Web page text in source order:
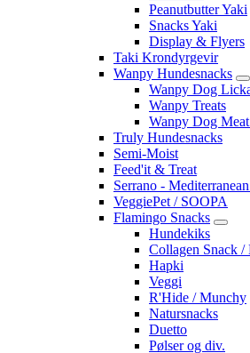
Peanutbutter Yaki
Snacks Yaki
Display & Flyers
Taki Krondyrgevir
Wanpy Hundesnacks
Wanpy Dog
Wanpy Treats
Wanpy Dog Meat
Truly Hundesnacks
Semi-Moist
Feed'it & Treat
Serrano -
VeggiePet / SOOPA
Flamingo Snacks
Hundekiks
Collagen Snack /
Hapki
Veggi
R'Hide / Munchy
Natursnacks
Duetto
Pølser og div.